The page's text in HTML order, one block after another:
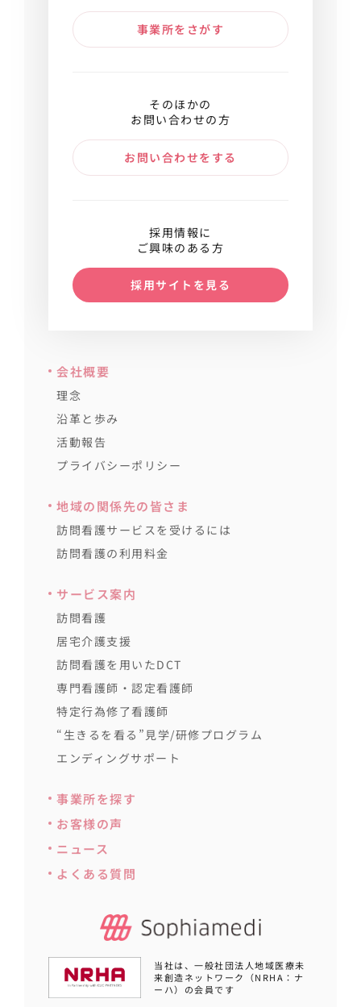
事業所をさがす
そのほかの
お問い合わせの方
お問い合わせをする
採用情報に
ご興味のある方
採用サイトを見る
会社概要
理念
沿革と歩み
活動報告
プライバシーポリシー
地域の関係先の皆さま
訪問看護サービスを受けるには
訪問看護の利用料金
サービス案内
訪問看護
居宅介護支援
訪問看護を用いたDCT
専門看護師・認定看護師
特定行為修了看護師
“生きるを看る”見学/研修プログラム
エンディングサポート
事業所を探す
お客様の声
ニュース
よくある質問
当社は、一般社団法人地域医療未
来創造ネットワーク（NRHA：ナ
ーハ）の会員です